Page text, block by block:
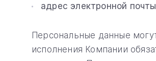
адрес электронной
Персональные данные
исполнения Компании